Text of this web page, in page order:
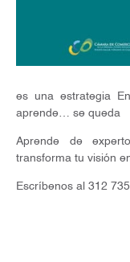
es una estrategia
aprende… se queda
Aprende de
transforma tu visión
Escríbenos al 312